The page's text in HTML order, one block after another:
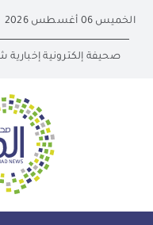
content
الخميس 06 أغسطس 2026
صحيفة إلكترونية إخبارية